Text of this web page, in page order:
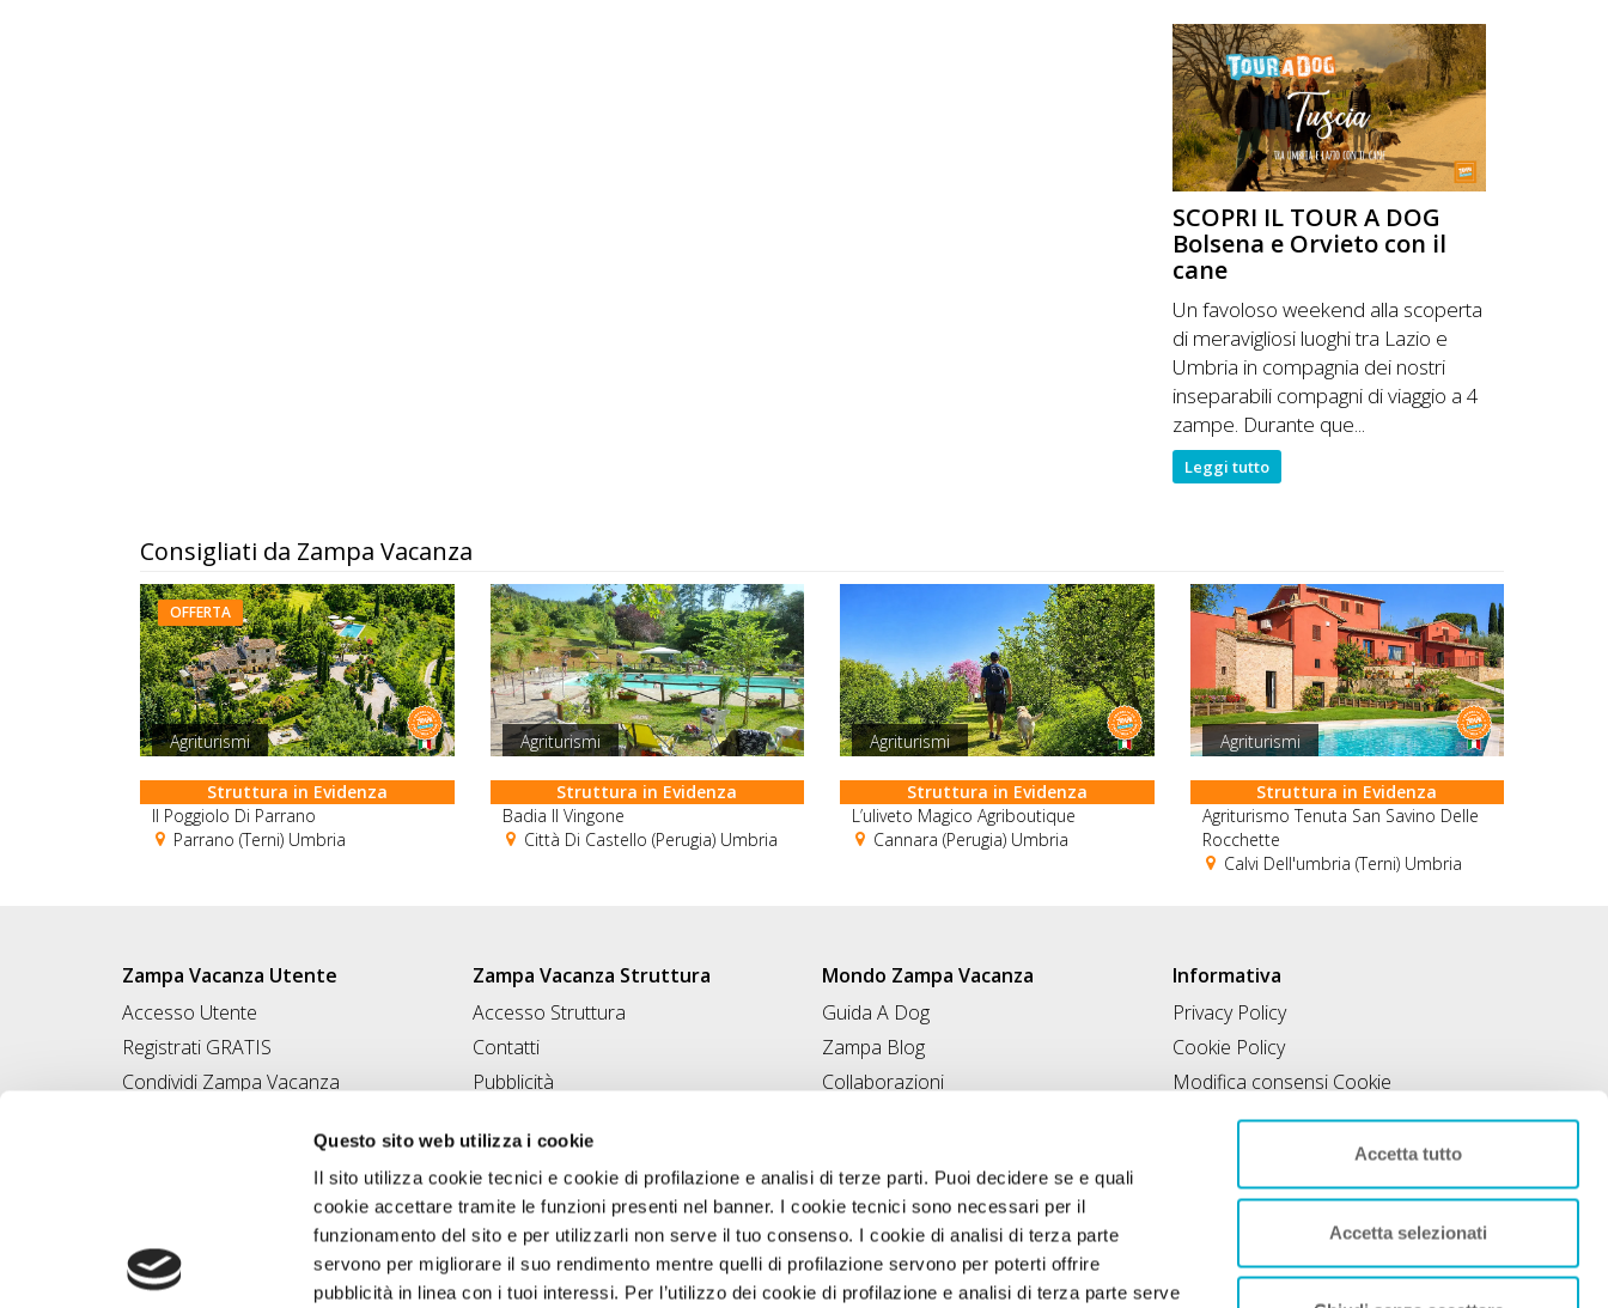
Questo sito web utilizza i cookie
Il sito utilizza cookie tecnici e cookie di profilazione e analisi di terze parti. Puoi decidere se e quali
cookie accettare tramite le funzioni presenti nel banner. I cookie tecnici sono necessari per il
funzionamento del sito e per utilizzarli non serve il tuo consenso. I cookie di analisi di terza parte
servono per migliorare il suo rendimento mentre quelli di profilazione servono per poterti offrire
pubblicità in linea con i tuoi interessi. Per l’utilizzo dei cookie di profilazione e analisi di terza parte serve
Accetta tutto
Accetta selezionati
SCOPRI IL TOUR A DOG
Bolsena e Orvieto con il
cane
Un favoloso weekend alla scoperta
di meravigliosi luoghi tra Lazio e
Umbria in compagnia dei nostri
inseparabili compagni di viaggio a 4
zampe. Durante que...
Leggi tutto
Consigliati da Zampa Vacanza
OFFERTA
Agriturismi
Struttura in Evidenza
Il Poggiolo Di Parrano
Parrano (Terni) Umbria
Agriturismi
Struttura in Evidenza
Badia Il Vingone
Città Di Castello (Perugia) Umbria
Agriturismi
Struttura in Evidenza
L’uliveto Magico Agriboutique
Cannara (Perugia) Umbria
Agriturismi
Struttura in Evidenza
Agriturismo Tenuta San Savino Delle
Rocchette
Calvi Dell'umbria (Terni) Umbria
Zampa Vacanza Utente
Accesso Utente
Registrati GRATIS
Condividi Zampa Vacanza
Zampa Vacanza Struttura
Accesso Struttura
Contatti
Pubblicità
Mondo Zampa Vacanza
Guida A Dog
Zampa Blog
Collaborazioni
Informativa
Privacy Policy
Cookie Policy
Modifica consensi Cookie
Condizioni di utilizzo
Contratto di inclusione